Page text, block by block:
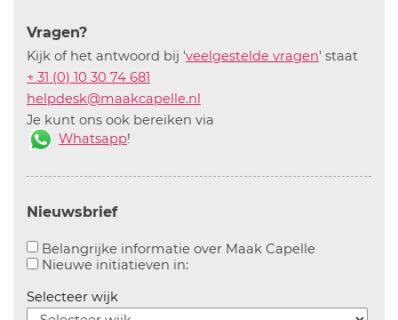
Vragen?
Kijk of het antwoord bij 'veelgestelde vragen' staat
+ 31 (0) 10 30 74 681
helpdesk@maakcapelle.nl
Je kunt ons ook bereiken via
Whatsapp!
Nieuwsbrief
Belangrijke informatie over Maak CapelleAanvinken
Nieuwe initiatieven in:Aanvinken om informatie over
Selecteer wijk